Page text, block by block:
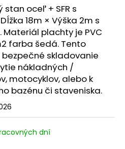
oceľ + SFR s
18m × Výška 2m s
Materiál plachty je PVC
farba šedá. Tento
skladovanie
nákladných /
motocyklov, alebo k
bazénu či staveniska.
dní